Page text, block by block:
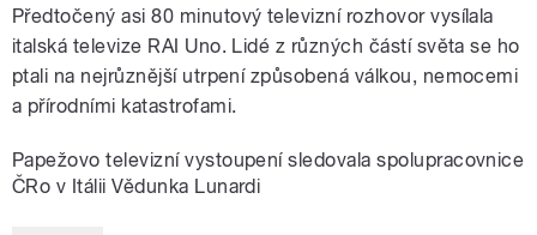
Předtočený asi 80 minutový televizní rozhovor vysílala
italská televize RAI Uno. Lidé z různých částí světa se ho
ptali na nejrůznější utrpení způsobená válkou, nemocemi
a přírodními katastrofami.
Papežovo televizní vystoupení sledovala spolupracovnice
ČRo v Itálii Vědunka Lunardi